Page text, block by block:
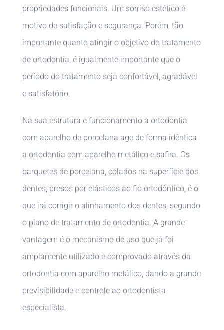
propriedades funcionais. Um sorriso estético é
motivo de satisfação e segurança. Porém, tão
importante quanto atingir o objetivo do tratamento
de ortodontia, é igualmente importante que o
período do tratamento seja confortável, agradável
e satisfatório.
Na sua estrutura e funcionamento a ortodontia
com aparelho de porcelana age de forma idêntica
a ortodontia com aparelho metálico e safira. Os
barquetes de porcelana, colados na superfície dos
dentes, presos por elásticos ao fio ortodôntico, é o
que irá corrigir o alinhamento dos dentes, segundo
o plano de tratamento de ortodontia. A grande
vantagem é o mecanismo de uso que já foi
amplamente utilizado e comprovado através da
ortodontia com aparelho metálico, dando a grande
previsibilidade e controle ao ortodontista
especialista.